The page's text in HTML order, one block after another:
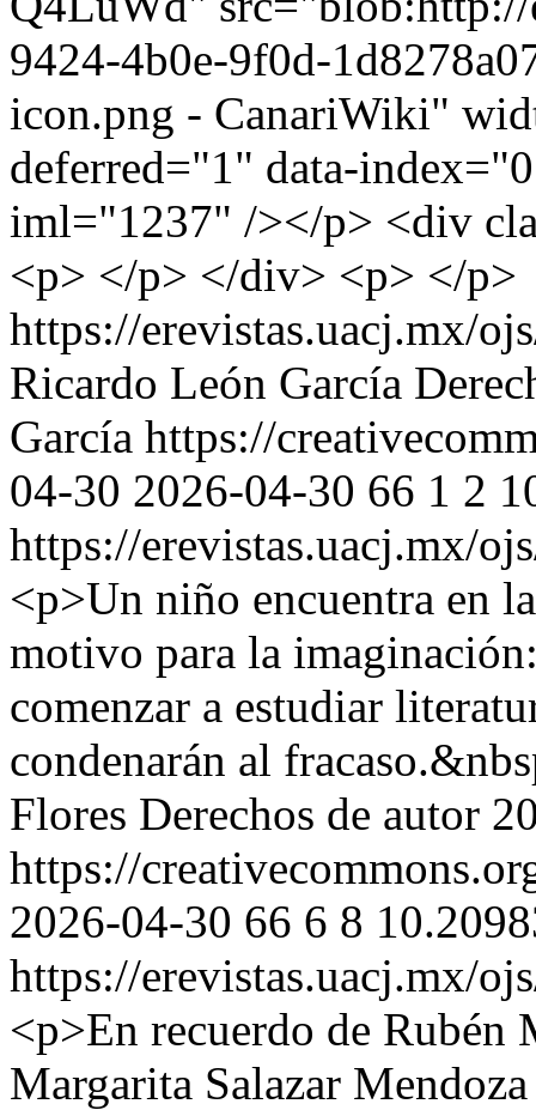
9424-4b0e-9f0d-
icon.png - CanariWiki"
deferred="1" data-
iml="1237" /></p> <div
<p> </p> </div> <p> </p>
https://erevistas.uacj.mx/
Ricardo León García
García https://
04-30 2026-04-30 66 1 2
https://erevistas.uacj.mx/
<p>Un niño encuentra en
motivo para la
comenzar a estudiar
condenarán al
Flores Derechos de autor
https://
2026-04-30 66 6 8
https://erevistas.uacj.mx/
<p>En recuerdo de Rubén
Margarita Salazar Mendoza